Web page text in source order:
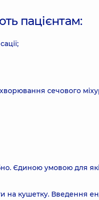
пацієнтам:
сечового
Єдиною умовою для
на кушетку. Введення